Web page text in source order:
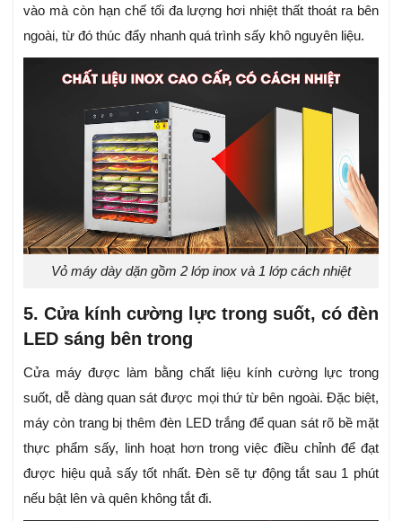
vào mà còn hạn chế tối đa lượng hơi nhiệt thất thoát ra bên
ngoài, từ đó thúc đẩy nhanh quá trình sấy khô nguyên liệu.
Vỏ máy dày dặn gồm 2 lớp inox và 1 lớp cách nhiệt
5. Cửa kính cường lực trong suốt, có đèn
LED sáng bên trong
Cửa máy được làm bằng chất liệu kính cường lực trong
suốt, dễ dàng quan sát được mọi thứ từ bên ngoài. Đặc biệt,
máy còn trang bị thêm đèn LED trắng để quan sát rõ bề mặt
thực phẩm sấy, linh hoạt hơn trong việc điều chỉnh để đạt
được hiệu quả sấy tốt nhất. Đèn sẽ tự động tắt sau 1 phút
nếu bật lên và quên không tắt đi.